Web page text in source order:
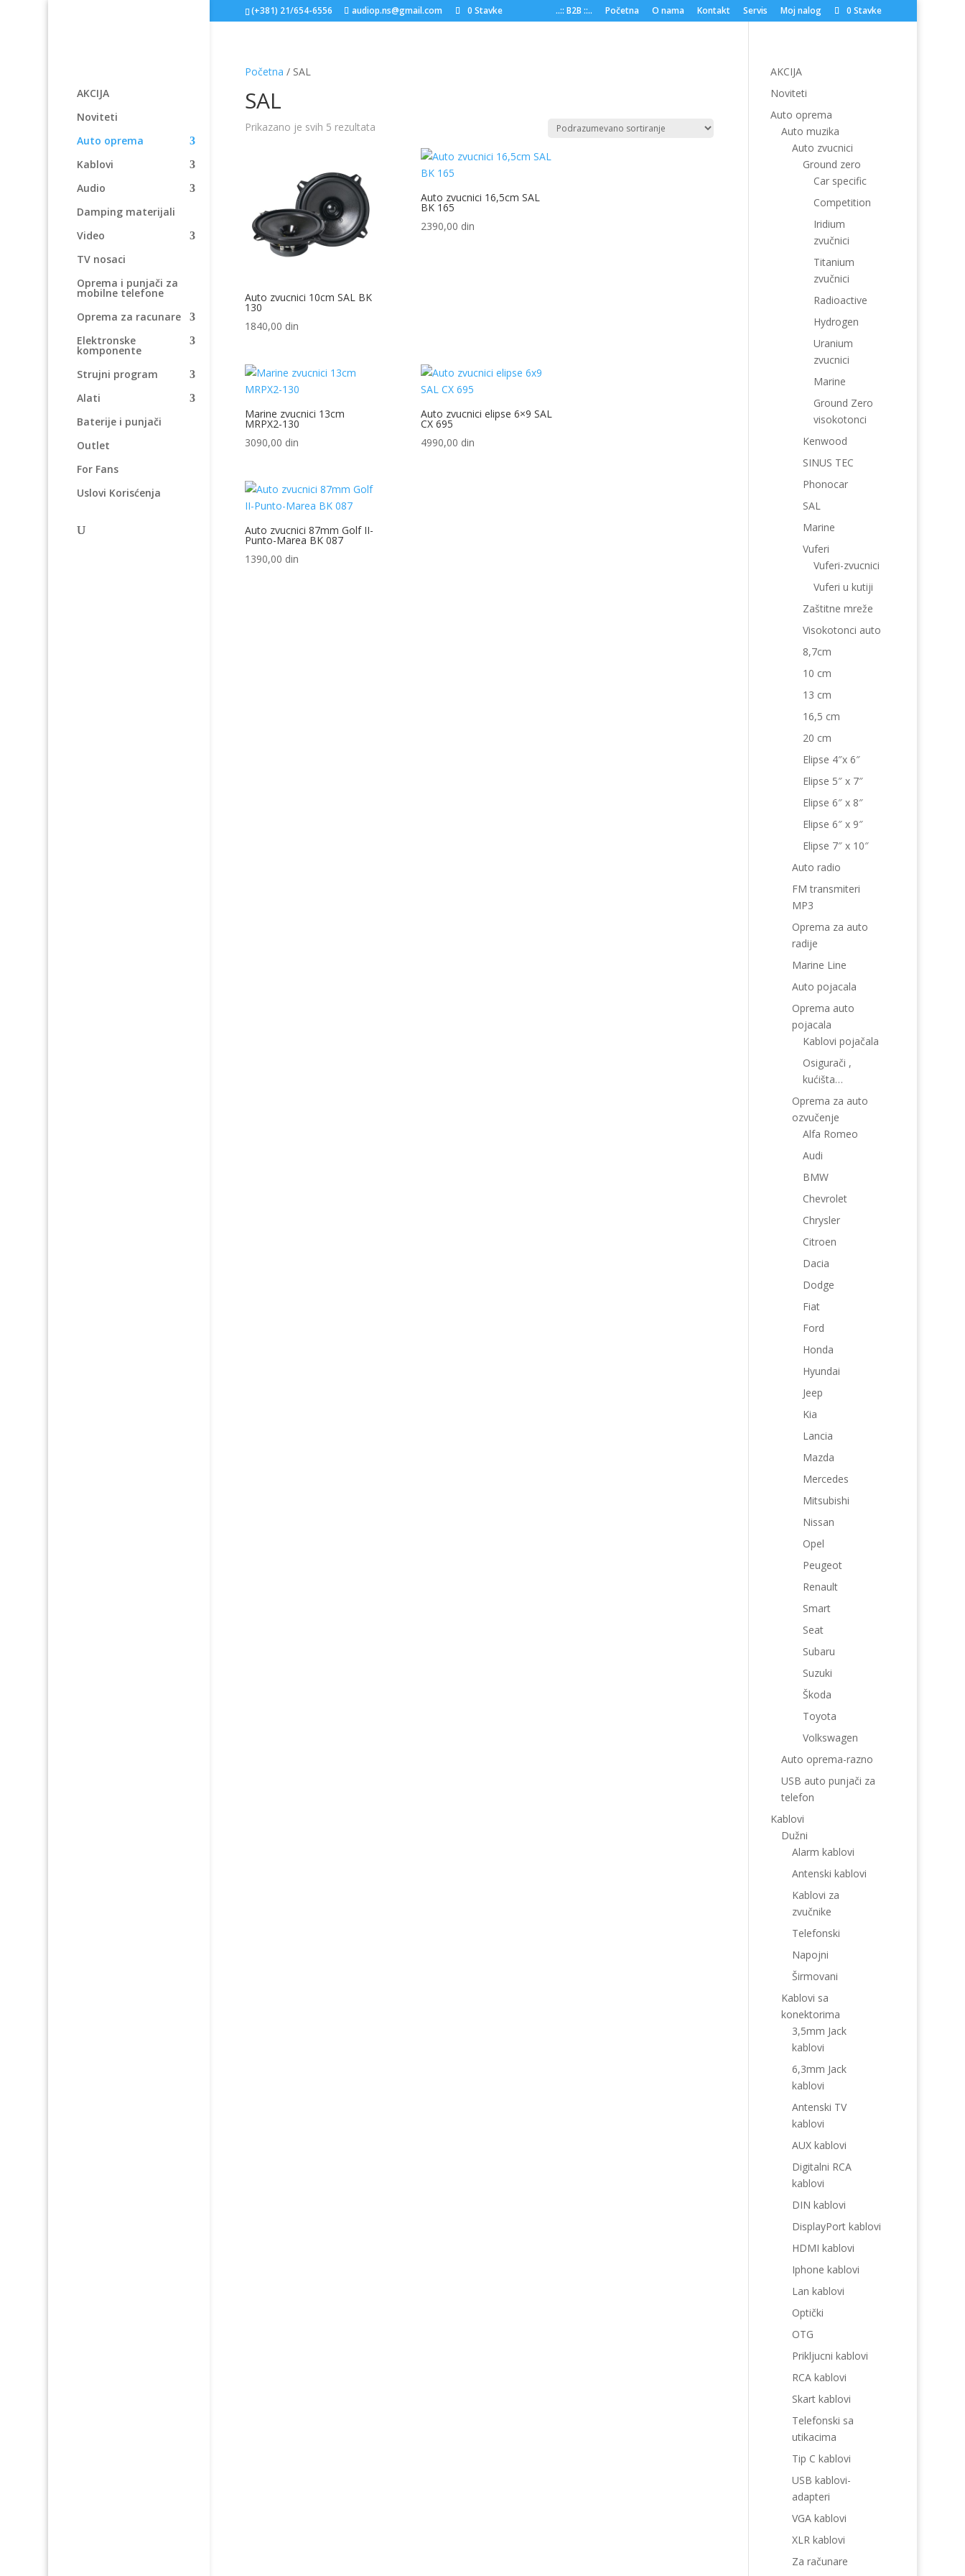
(+381) 21/654-6556 audiop.ns@gmail.com 0 Stavke ..:: B2B ::.. Početna O nama Kontakt Servis Moj nalog 0 Stavke
AKCIJA
Noviteti
Auto oprema
Kablovi
Audio
Damping materijali
Video
TV nosaci
Oprema i punjači za
mobilne telefone
Oprema za racunare
Elektronske
komponente
Strujni program
Alati
Baterije i punjači
Outlet
For Fans
Uslovi Korisćenja
Početna / SAL
SAL
Prikazano je svih 5 rezultata
Auto zvucnici 10cm SAL BK
130
1840,00 din
Auto zvucnici 16,5cm SAL
BK 165
2390,00 din
Marine zvucnici 13cm
MRPX2-130
3090,00 din
Auto zvucnici elipse 6×9 SAL
CX 695
4990,00 din
Auto zvucnici 87mm Golf II-
Punto-Marea BK 087
1390,00 din
AKCIJA
Noviteti
Auto oprema
Auto muzika
Auto zvucnici
Ground zero
Car specific
Competition
Iridium
zvučnici
Titanium
zvučnici
Radioactive
Hydrogen
Uranium
zvucnici
Marine
Ground Zero
visokotonci
Kenwood
SINUS TEC
Phonocar
SAL
Marine
Vuferi
Vuferi-zvucnici
Vuferi u kutiji
Zaštitne mreže
Visokotonci auto
8,7cm
10 cm
13 cm
16,5 cm
20 cm
Elipse 4″x 6″
Elipse 5″ x 7″
Elipse 6″ x 8″
Elipse 6″ x 9″
Elipse 7″ x 10″
Auto radio
FM transmiteri
MP3
Oprema za auto
radije
Marine Line
Auto pojacala
Oprema auto
pojacala
Kablovi pojačala
Osigurači ,
kućišta…
Oprema za auto
ozvučenje
Alfa Romeo
Audi
BMW
Chevrolet
Chrysler
Citroen
Dacia
Dodge
Fiat
Ford
Honda
Hyundai
Jeep
Kia
Lancia
Mazda
Mercedes
Mitsubishi
Nissan
Opel
Peugeot
Renault
Smart
Seat
Subaru
Suzuki
Škoda
Toyota
Volkswagen
Auto oprema-razno
USB auto punjači za
telefon
Kablovi
Dužni
Alarm kablovi
Antenski kablovi
Kablovi za
zvučnike
Telefonski
Napojni
Širmovani
Kablovi sa
konektorima
3,5mm Jack
kablovi
6,3mm Jack
kablovi
Antenski TV
kablovi
AUX kablovi
Digitalni RCA
kablovi
DIN kablovi
DisplayPort kablovi
HDMI kablovi
Iphone kablovi
Lan kablovi
Optički
OTG
Prikljucni kablovi
RCA kablovi
Skart kablovi
Telefonski sa
utikacima
Tip C kablovi
USB kablovi-
adapteri
VGA kablovi
XLR kablovi
Za računare